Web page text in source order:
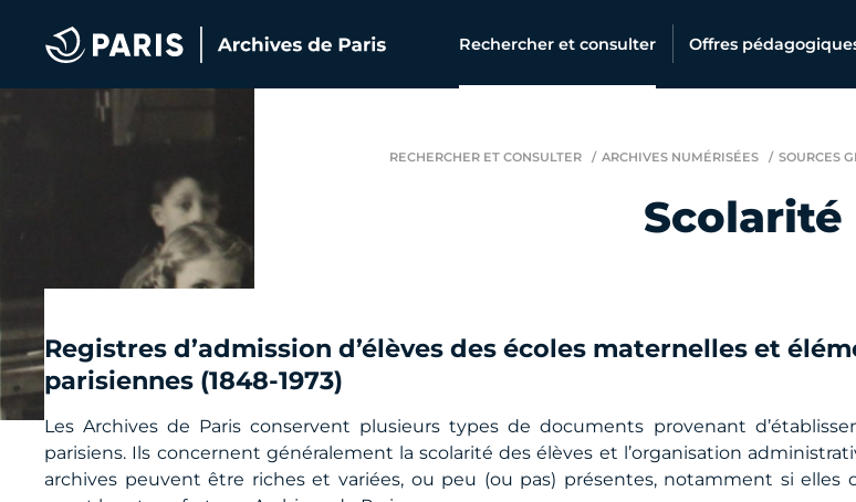
Rechercher et consulter Offres
RECHERCHER ET CONSULTER ARCHIVES NUMÉRISÉES SOURCES
Scolarité
Registres d’admission d’élèves des écoles maternelles et
parisiennes (1848-1973)
Les Archives de Paris conservent plusieurs types de documents provenant
parisiens. Ils concernent généralement la scolarité des élèves et l’organisation
archives peuvent être riches et variées, ou peu (ou pas) présentes, notamment si elles